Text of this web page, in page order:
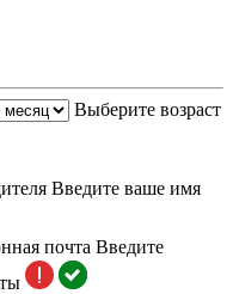
Выберите возраст
Введите ваше имя
почта Введите